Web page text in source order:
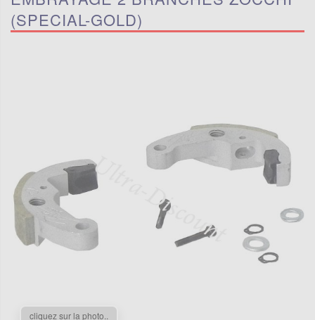
(SPECIAL-GOLD)
cliquez sur la photo..